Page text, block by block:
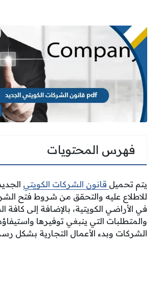
فهرس المحتويات
يتم تحميل قانون الشركات الكويتي
للاطلاع عليه والتحقق من شروط فتح
في الأراضي الكويتية، بالإضافة إلى كافة
والمتطلبات التي ينبغي توفيرها
الشركات وبدء الأعمال التجارية بشكل